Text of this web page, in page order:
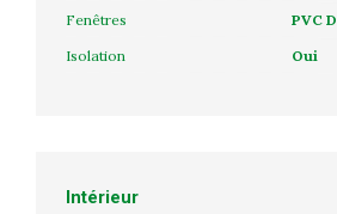
Fenêtres
PVC
Isolation
Oui
Intérieur